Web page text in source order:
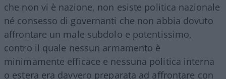
che non vi è nazione, non esiste politica nazionale
né consesso di governanti che non abbia dovuto
affrontare un male subdolo e potentissimo,
contro il quale nessun armamento è
minimamente efficace e nessuna politica interna
o estera era davvero preparata ad affrontare con